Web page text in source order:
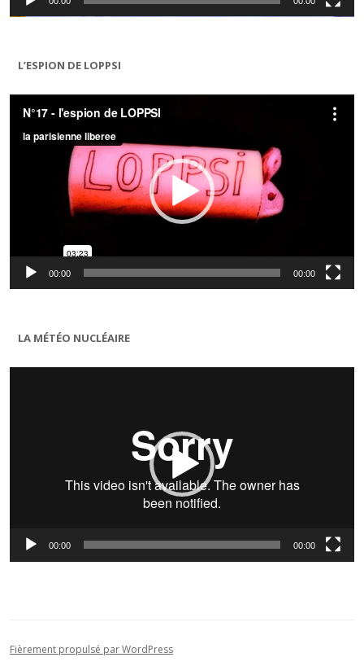
L’ESPION DE LOPPSI
Lecteur
vidéo
00:00 00:00
LA MÉTÉO NUCLÉAIRE
Lecteur
00:00 00:00
Fièrement propulsé par WordPress